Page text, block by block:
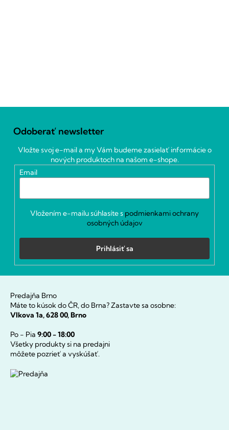
Odoberať newsletter
Vložte svoj e-mail a my Vám budeme zasielať informácie o
nových produktoch na našom e-shope.
Email
Vložením e-mailu súhlasíte s podmienkami ochrany
osobných údajov
Prihlásiť sa
Predajňa Brno
Máte to kúsok do ČR, do Brna? Zastavte sa osobne:
Vlkova 1a, 628 00, Brno
Po - Pia 9:00 - 18:00
Všetky produkty si na predajni
môžete pozrieť a vyskúšať.